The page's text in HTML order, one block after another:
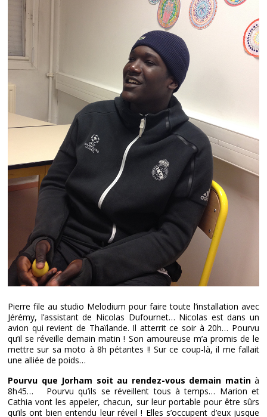
Pierre file au studio Melodium pour faire toute l’installation avec
Jérémy, l’assistant de Nicolas Dufournet… Nicolas est dans un
avion qui revient de Thaïlande. Il atterrit ce soir à 20h… Pourvu
qu’il se réveille demain matin ! Son amoureuse m’a promis de le
mettre sur sa moto à 8h pétantes !! Sur ce coup-là, il me fallait
une alliée de poids…
Pourvu que Jorham soit au rendez-vous demain matinà
8h45… Pourvu qu’ils se réveillent tous à temps… Marion et
Cathia vont les appeler, chacun, sur leur portable pour être sûrs
qu’ils ont bien entendu leur réveil ! Elles s’occupent d’eux jusque